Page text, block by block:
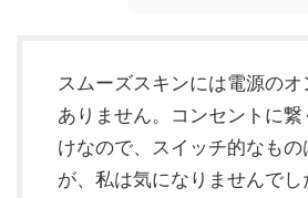
スムーズスキンには電源の
ありません。コンセントに
けなので、スイッチ的なも
が、私は気になりませんでし